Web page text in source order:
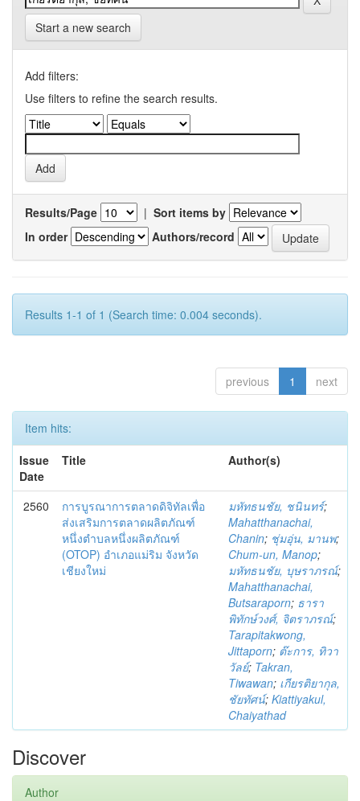
Start a new search
Add filters:
Use filters to refine the search results.
Results/Page | Sort items by
In order
Authors/record
Results 1-1 of 1 (Search time: 0.004 seconds).
previous 1 next
Item hits:
Issue
Date
Title Author(s)
2560
การบูรณาการตลาดดิจิทัลเพื่อ
ส่งเสริมการตลาดผลิตภัณฑ์
หนึ่งตำบลหนึ่งผลิตภัณฑ์
(OTOP) อำเภอแม่ริม จังหวัด
เชียงใหม่
มหัทธนชัย, ชนินทร์;
Mahatthanachai,
Chanin; ชุ่มอุ่น, มานพ;
Chum-un, Manop;
มหัทธนชัย, บุษราภรณ์;
Mahatthanachai,
Butsaraporn; ธารา
พิทักษ์วงศ์, จิตราภรณ์;
Tarapitakwong,
Jittaporn; ต๊ะการ, ทิวา
วัลย์; Takran,
Tiwawan; เกียรติยากุล,
ชัยทัศน์; Kiattiyakul,
Chaiyathad
Discover
Author